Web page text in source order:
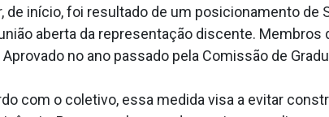
de início, foi resultado de um posicionamento de
aberta da representação discente.
no ano passado pela Comissão de
com o coletivo, essa medida visa a evitar